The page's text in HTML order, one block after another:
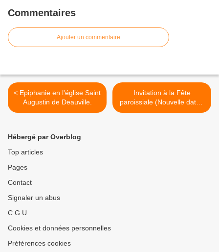
Commentaires
Ajouter un commentaire
< Epiphanie en l'église Saint
Augustin de Deauville.
Invitation à la Fête
paroissiale (Nouvelle date).
>
Hébergé par Overblog
Top articles
Pages
Contact
Signaler un abus
C.G.U.
Cookies et données personnelles
Préférences cookies